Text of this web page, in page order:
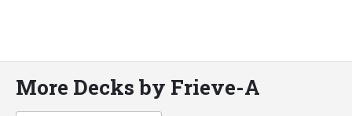
More Decks by Frieve-A